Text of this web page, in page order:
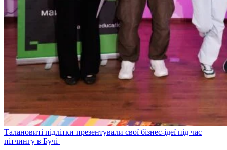
Талановиті підлітки презентували свої бізнес-ідеї під час
пітчингу в Бучі